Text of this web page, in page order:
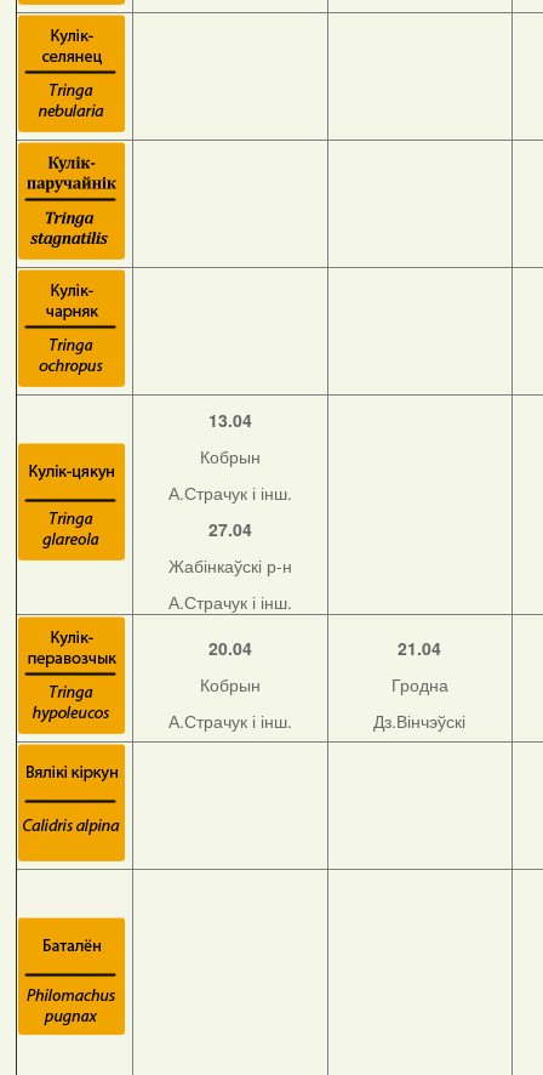
13.04
Кобрын
А.Страчук і інш.
27.04
Жабінкаўскі р-н
А.Страчук і інш.
20.04
Кобрын
А.Страчук і інш.
21.04
Гродна
Дз.Вінчэўскі